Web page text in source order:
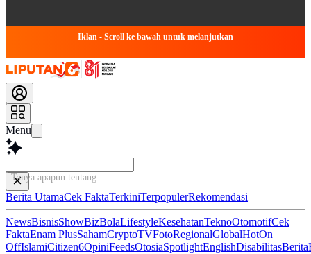
Iklan - Scroll ke bawah untuk melanjutkan
Menu
Tanya apapun tentang artike
Berita UtamaCek FaktaTerkiniTerpopulerRekomendasi
NewsBisnisShowBizBolaLifestyleKesehatanTeknoOtomotifCek
FaktaEnam PlusSahamCryptoTVFotoRegionalGlobalHotOn
OffIslamiCitizen6OpiniFeedsOtosiaSpotlightEnglishDisabilitasBerita